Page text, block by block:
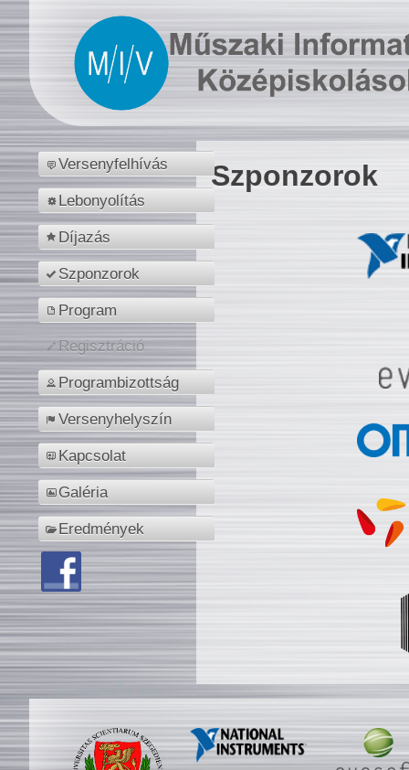
Versenyfelhívás
Lebonyolítás
Díjazás
Szponzorok
Program
Regisztráció
Programbizottság
Versenyhelyszín
Kapcsolat
Galéria
Eredmények
Szponzorok